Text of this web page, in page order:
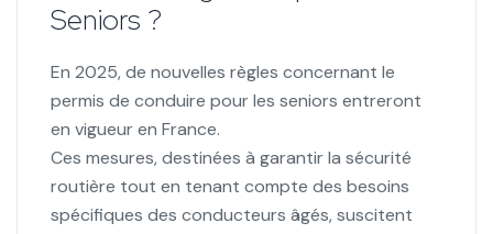
Seniors ?
En 2025, de nouvelles règles concernant le
permis de conduire pour les seniors entreront
en vigueur en France.
Ces mesures, destinées à garantir la sécurité
routière tout en tenant compte des besoins
spécifiques des conducteurs âgés, suscitent